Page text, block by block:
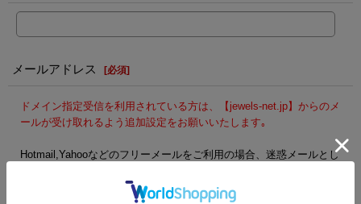
メールアドレス [必須]
ドメイン指定受信を利用されている方は、【jewels-net.jp】からのメ
ールが受け取れるよう追加設定をお願いいたします｡
Hotmail,Yahooなどのフリーメールをご利用の場合、迷惑メールとし